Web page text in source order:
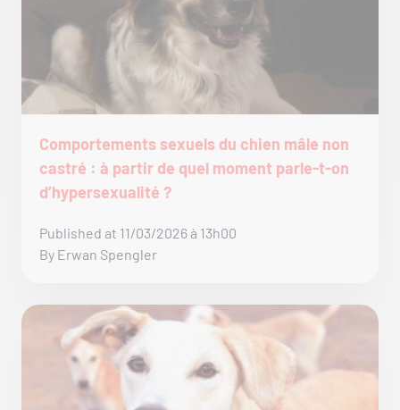
Comportements sexuels du chien mâle non
castré : à partir de quel moment parle-t-on
d’hypersexualité ?
Published at 11/03/2026 à 13h00
By Erwan Spengler